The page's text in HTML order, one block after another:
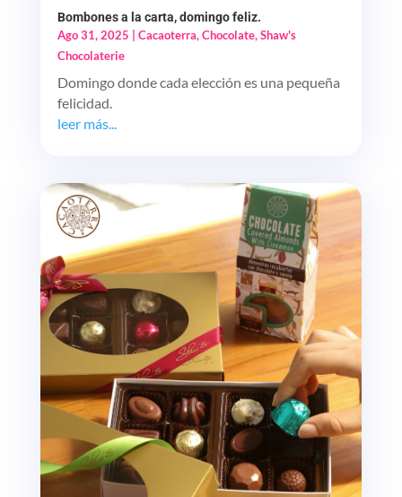
Bombones a la carta, domingo feliz.
Ago 31, 2025
Cacaoterra,Chocolate,Shaw's
Chocolaterie
Domingo donde cada elección es una pequeña
felicidad.
leer más...